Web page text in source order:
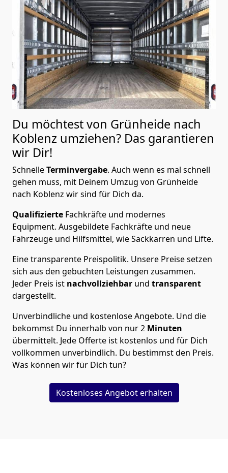
Du möchtest von Grünheide nach
Koblenz umziehen? Das garantieren
wir Dir!
SchnelleTerminvergabe. Auch wenn es mal schnell
gehen muss, mit Deinem Umzug von Grünheide
nach Koblenz wir sind für Dich da.
Qualifizierte Fachkräfte und modernes
Equipment. Ausgebildete Fachkräfte und neue
Fahrzeuge und Hilfsmittel, wie Sackkarren und Lifte.
Eine transparente Preispolitik. Unsere Preise setzen
sich aus den gebuchten Leistungen zusammen.
Jeder Preis ist nachvollziehbar und transparent
dargestellt.
Unverbindliche und kostenlose Angebote. Und die
bekommst Du innerhalb von nur2 Minuten
übermittelt. Jede Offerte ist kostenlos und für Dich
vollkommen unverbindlich. Du bestimmst den Preis.
Was können wir für Dich tun?
Kostenloses Angebot erhalten